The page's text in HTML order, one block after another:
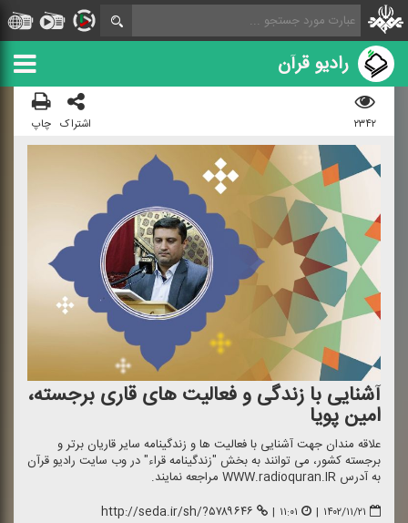
رادیو قرآن
۲۳۴۲ اشتراک چاپ
آشنایی با زندگی و فعالیت های قاری برجسته،
امین پویا
علاقه مندان جهت آشنایی با فعالیت ها و زندگینامه سایر قاریان برتر و
برجسته كشور، می توانند به بخش "زندگینامه قراء" در وب سایت رادیو قرآن
به آدرس WWW.radioquran.IR مراجعه نمایند.
۱۴۰۲/۱۱/۲۱ | ۱۱:۰۱ | http://seda.ir/sh/?۵۷۸۹۶۴۶